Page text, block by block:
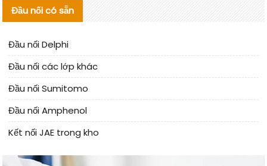
Đầu nối có sẵn
Đầu nối Delphi
Đầu nối các lớp khác
Đầu nối Sumitomo
Đầu nối Amphenol
Kết nối JAE trong kho